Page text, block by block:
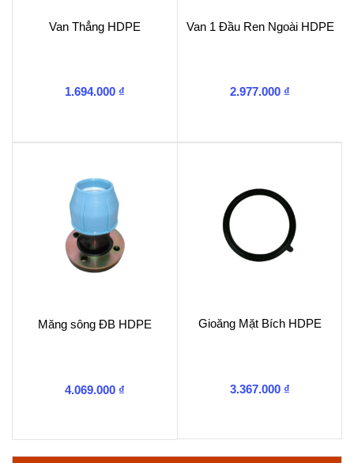
Van Thẳng HDPE
1.694.000 ₫
Van 1 Đầu Ren Ngoài HDPE
2.977.000 ₫
Măng sông ĐB HDPE
4.069.000 ₫
Gioăng Mặt Bích HDPE
3.367.000 ₫